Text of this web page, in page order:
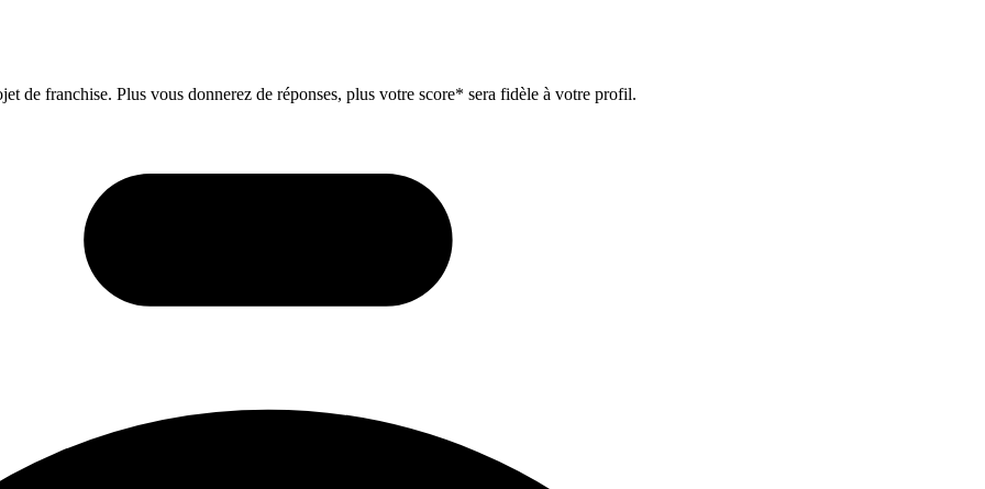
de franchise. Plus vous donnerez de réponses, plus votre score* sera fidèle à votre profil.